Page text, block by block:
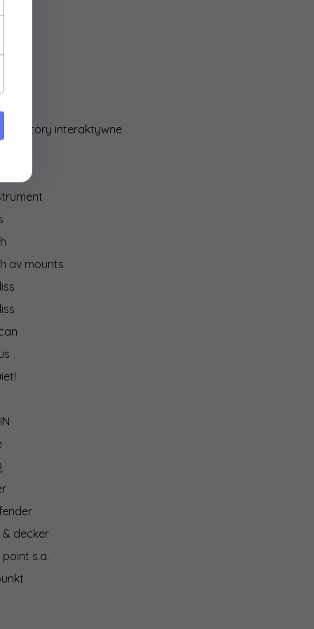
monitory interaktywne
av mounts
& decker
s.a.